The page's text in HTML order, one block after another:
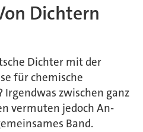
Dichtern
Dichter mit der
für chemische
Irgendwas zwischen ganz
vermuten jedoch An-
Band.